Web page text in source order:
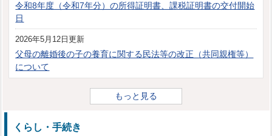
令和8年度（令和7年分）の所得証明書、課税証明書の交付開始
日
2026年5月12日更新
父母の離婚後の子の養育に関する民法等の改正（共同親権等）
について
もっと見る
くらし・手続き